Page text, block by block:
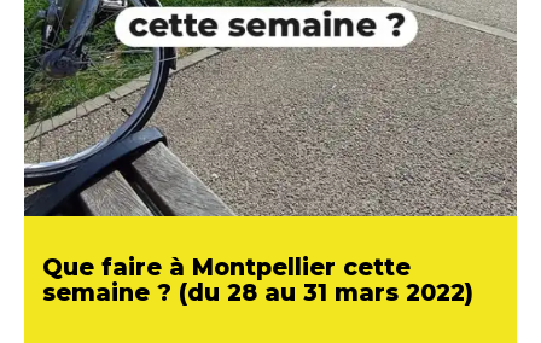
Que faire à Montpellier cette
semaine ? (du 28 au 31 mars 2022)